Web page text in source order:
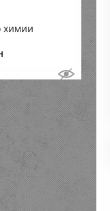
химии